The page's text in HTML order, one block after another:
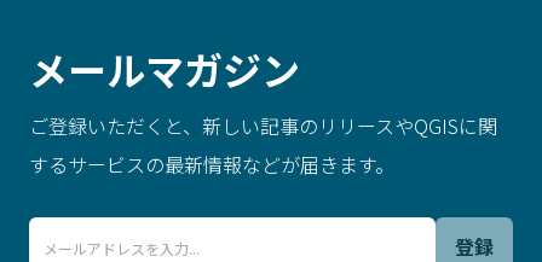
メールマガジン
ご登録いただくと、新しい記事のリリースやQGISに関
するサービスの最新情報などが届きます。
登録